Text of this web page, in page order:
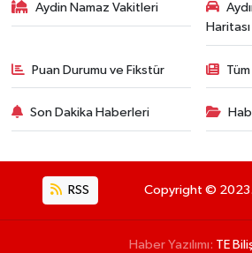
Aydin Namaz Vakitleri
Haritası
Puan Durumu ve Fikstür
Son Dakika Haberleri
RSS Copyright © 2023.
Haber Yazılımı: TE